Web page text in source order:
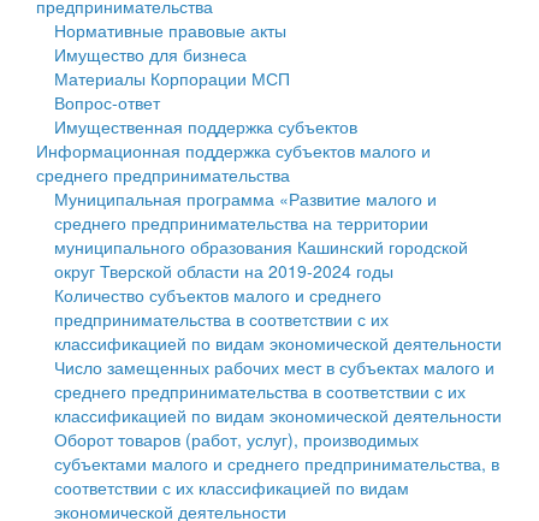
Государственные услуги
Промышленность и АПК
Экономика и бизнес
...
Символика
Устав
Гостям округа
Туризм
Культура
Образование
Здравоохранение
Социальная защита
Фотоальбом
муниципального округа Тверской области
Администрация Кашинского муниципального округа
Тверской области
Управление сельскими территориями
Открытые данные
Работа с обращениями граждан
Муниципальный контроль
Муниципальные услуги
Проекты административных регламентов
Антимонопольный комплаенс
Финансовое управление
Бюджет для граждан
Имущество
Выявление правообладателей ранее учтенных
объектов недвижимости
Имущественная поддержка субъектов малого и
среднего предпринимательства
Информационная поддержка субъектов малого и
среднего предпринимательства
Муниципальные программы
предпринимательства
Нормативные правовые акты
Имущество для бизнеса
Материалы Корпорации МСП
Вопрос-ответ
Имущественная поддержка субъектов
Информационная поддержка субъектов малого и
среднего предпринимательства
Муниципальная программа «Развитие малого и
среднего предпринимательства на территории
муниципального образования Кашинский городской
округ Тверской области на 2019-2024 годы
Количество субъектов малого и среднего
предпринимательства в соответствии с их
классификацией по видам экономической деятельности
Число замещенных рабочих мест в субъектах малого и
среднего предпринимательства в соответствии с их
классификацией по видам экономической деятельности
Оборот товаров (работ, услуг), производимых
субъектами малого и среднего предпринимательства, в
соответствии с их классификацией по видам
экономической деятельности